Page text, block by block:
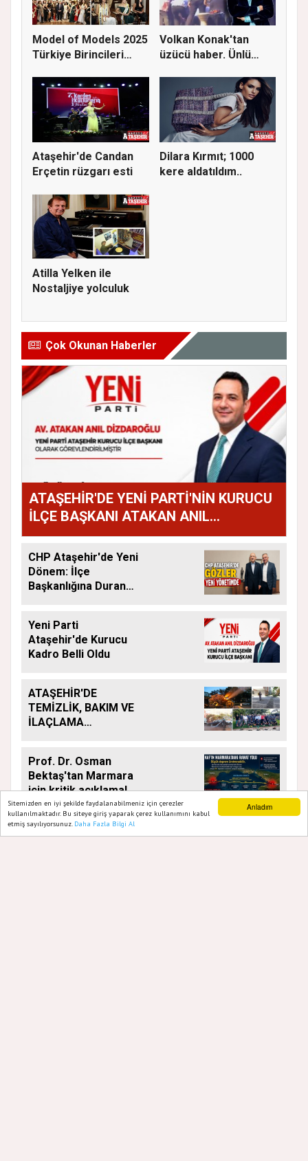
Anladım
Sitemizden en iyi şekilde faydalanabilmeniz için çerezler
kullanılmaktadır. Bu siteye giriş yaparak çerez kullanımını kabul
etmiş sayılıyorsunuz. Daha Fazla Bilgi Al
Model of Models 2025
Türkiye Birincileri
Volkan Konak'tan
üzücü haber. Ünlü
Ataşehir'de Candan
Erçetin rüzgarı esti
Dilara Kırmıt; 1000
kere aldatıldım..
Atilla Yelken ile
Nostaljiye yolculuk
Çok Okunan Haberler
ATAŞEHİR'DE YENİ PARTİ'NİN KURUCU
İLÇE BAŞKANI ATAKAN ANIL
DİZDAROĞLU OLDU
CHP Ataşehir'de Yeni
Dönem: İlçe
Başkanlığına Duran
Yeni Parti
Ataşehir'de Kurucu
Kadro Belli Oldu
ATAŞEHİR'DE
TEMİZLİK, BAKIM VE
İLAÇLAMA
Prof. Dr. Osman
Bektaş'tan Marmara
için kritik açıklama!
Ana Sayfa Web TV